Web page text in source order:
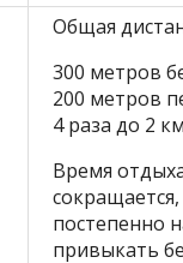
Общая
300 метров
200 метров
4 раза до 2
Время
постепенно
привыкать